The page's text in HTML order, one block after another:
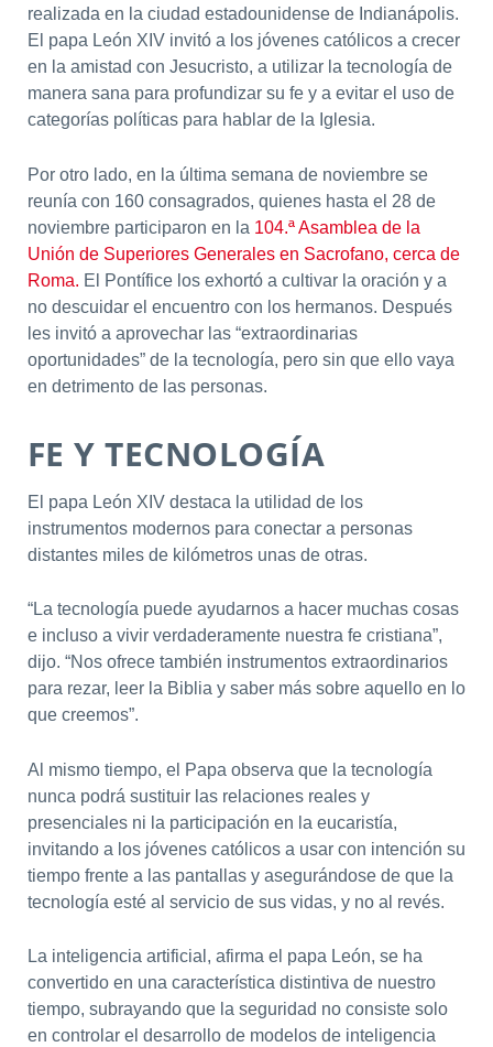
realizada en la ciudad estadounidense de Indianápolis.
El papa León XIV invitó a los jóvenes católicos a crecer
en la amistad con Jesucristo, a utilizar la tecnología de
manera sana para profundizar su fe y a evitar el uso de
categorías políticas para hablar de la Iglesia.
Por otro lado, en la última semana de noviembre se
reunía con 160 consagrados, quienes hasta el 28 de
noviembre participaron en la 104.ª Asamblea de la
Unión de Superiores Generales en Sacrofano, cerca de
Roma. El Pontífice los exhortó a cultivar la oración y a
no descuidar el encuentro con los hermanos. Después
les invitó a aprovechar las “extraordinarias
oportunidades” de la tecnología, pero sin que ello vaya
en detrimento de las personas.
FE Y TECNOLOGÍA
El papa León XIV destaca la utilidad de los
instrumentos modernos para conectar a personas
distantes miles de kilómetros unas de otras.
“La tecnología puede ayudarnos a hacer muchas cosas
e incluso a vivir verdaderamente nuestra fe cristiana”,
dijo. “Nos ofrece también instrumentos extraordinarios
para rezar, leer la Biblia y saber más sobre aquello en lo
que creemos”.
Al mismo tiempo, el Papa observa que la tecnología
nunca podrá sustituir las relaciones reales y
presenciales ni la participación en la eucaristía,
invitando a los jóvenes católicos a usar con intención su
tiempo frente a las pantallas y asegurándose de que la
tecnología esté al servicio de sus vidas, y no al revés.
La inteligencia artificial, afirma el papa León, se ha
convertido en una característica distintiva de nuestro
tiempo, subrayando que la seguridad no consiste solo
en controlar el desarrollo de modelos de inteligencia